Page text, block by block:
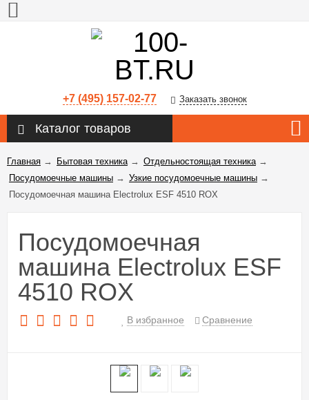
+7 (495) 157-02-77 Заказать звонок
Каталог товаров
Главная → Бытовая техника→ Отдельностоящая техника→
Посудомоечные машины → Узкие посудомоечные машины →
Посудомоечная машина Electrolux ESF 4510 ROX
Посудомоечная
машина Electrolux ESF
4510 ROX
В избранное Сравнение